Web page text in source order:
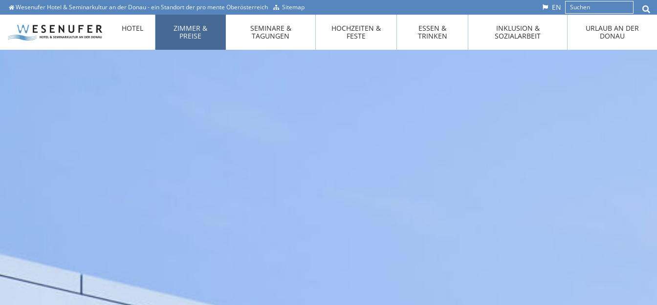
Sitemap
Wesenufer Hotel & Seminarkultur an der Donau - ein Standort der pro mente Oberösterreich
EN
HOTEL
ZIMMER &
PREISE
SEMINARE &
TAGUNGEN
HOCHZEITEN &
FESTE
ESSEN &
TRINKEN
INKLUSION &
SOZIALARBEIT
URLAUB AN DER
DONAU